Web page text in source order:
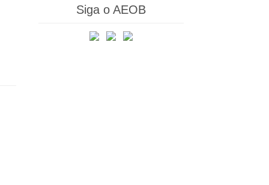
Siga o AEOB